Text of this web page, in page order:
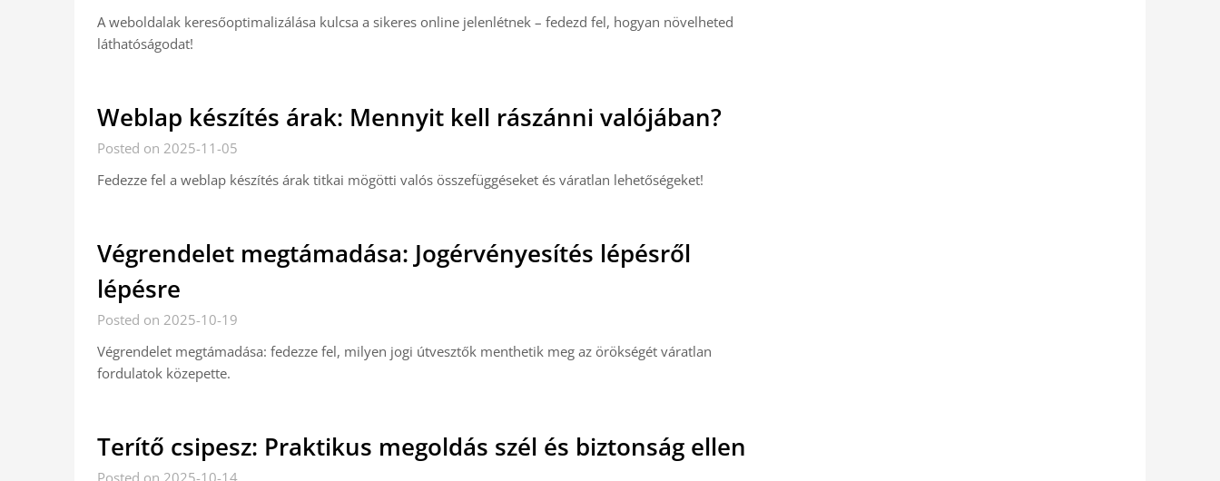
A weboldalak keresőoptimalizálása kulcsa a sikeres online jelenlétnek – fedezd fel, hogyan növelheted
láthatóságodat!
Weblap készítés árak: Mennyit kell rászánni valójában?
Posted on 2025-11-05
Fedezze fel a weblap készítés árak titkai mögötti valós összefüggéseket és váratlan lehetőségeket!
Végrendelet megtámadása: Jogérvényesítés lépésről
lépésre
Posted on 2025-10-19
Végrendelet megtámadása: fedezze fel, milyen jogi útvesztők menthetik meg az örökségét váratlan
fordulatok közepette.
Terítő csipesz: Praktikus megoldás szél és biztonság ellen
Posted on 2025-10-14